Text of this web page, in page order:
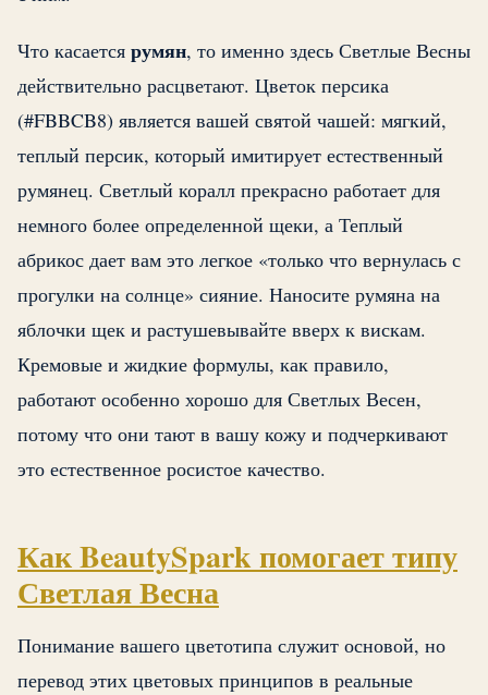
Что касается румян, то именно здесь Светлые Весны
действительно расцветают. Цветок персика
(#FBBCB8) является вашей святой чашей: мягкий,
теплый персик, который имитирует естественный
румянец. Светлый коралл прекрасно работает для
немного более определенной щеки, а Теплый
абрикос дает вам это легкое «только что вернулась с
прогулки на солнце» сияние. Наносите румяна на
яблочки щек и растушевывайте вверх к вискам.
Кремовые и жидкие формулы, как правило,
работают особенно хорошо для Светлых Весен,
потому что они тают в вашу кожу и подчеркивают
это естественное росистое качество.
Как BeautySpark помогает типу
Светлая Весна
Понимание вашего цветотипа служит основой, но
перевод этих цветовых принципов в реальные